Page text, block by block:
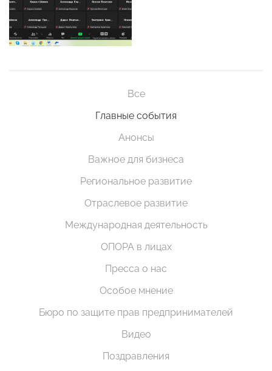
Все
Главные события
Анонсы
Важное для бизнеса
Региональное развитие
Отраслевое развитие
Международная деятельность
ОПОРА в лицах
Пресса о нас
Особое мнение
Бюро по защите прав предпринимателей
Видео
Поздравления